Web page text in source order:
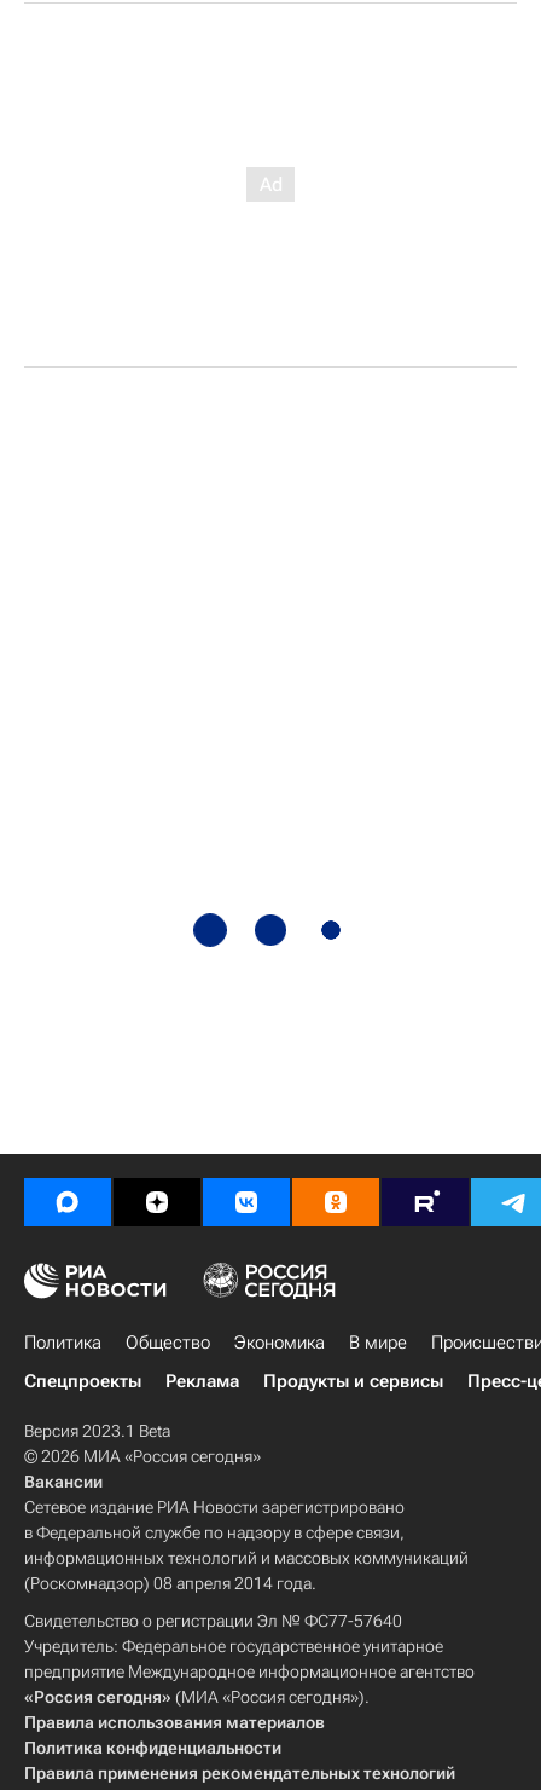
Политика Общество Экономика В мире
Спецпроекты
Реклама Продукты и сервисы Пресс-
Версия 2023.1 Beta
© 2026 МИА «Россия сегодня»
Вакансии
Сетевое издание РИА Новости зарегистрировано
в Федеральной службе по надзору в сфере связи,
информационных технологий и массовых коммуникаций
(Роскомнадзор) 08 апреля 2014 года.
Свидетельство о регистрации Эл № ФС77-57640
Учредитель: Федеральное государственное унитарное
предприятие Международное информационное агентство
«Россия сегодня» (МИА «Россия сегодня»).
Правила использования материалов
Политика конфиденциальности
Правила применения рекомендательных технологий